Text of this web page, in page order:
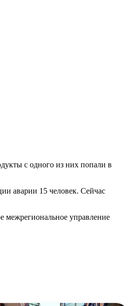
с одного из них попали в
аварии 15 человек. Сейчас
межрегиональное управление